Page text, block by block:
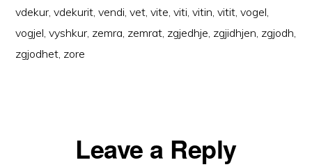
vdekur,vdekurit,vendi,vet,vite,viti,vitin,vitit,vogel,
vogjel,vyshkur, zemra, zemrat, zgjedhje, zgjidhjen, zgjodh,
zgjodhet, zore
ReaderLeave a Reply